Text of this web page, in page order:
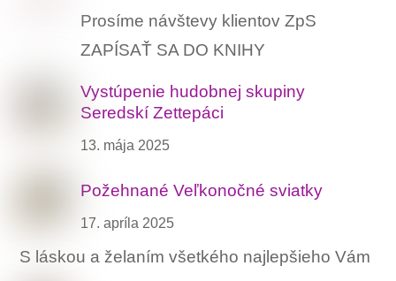
Prosíme návštevy klientov ZpS
ZAPÍSAŤ SA DO KNIHY
Vystúpenie hudobnej skupiny
Seredskí Zettepáci
13. mája 2025
Požehnané Veľkonočné sviatky
17. apríla 2025
S láskou a želaním všetkého najlepšieho Vám